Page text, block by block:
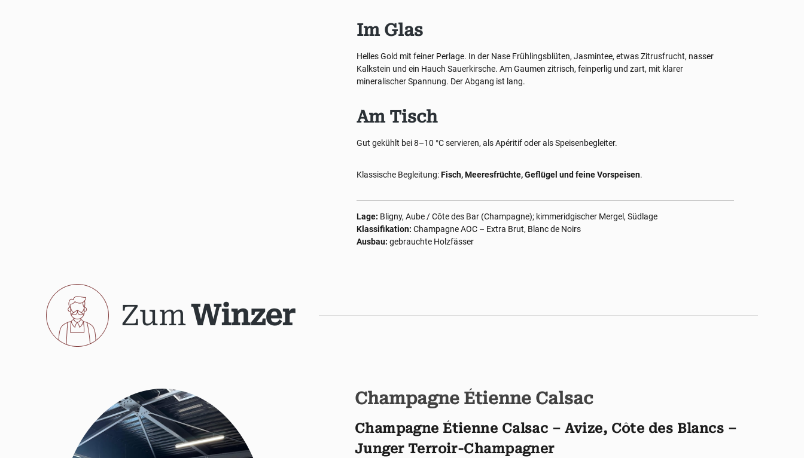
Im Glas
Helles Gold mit feiner Perlage. In der Nase Frühlingsblüten, Jasmintee, etwas Zitrusfrucht, nasser
Kalkstein und ein Hauch Sauerkirsche. Am Gaumen zitrisch, feinperlig und zart, mit klarer
mineralischer Spannung. Der Abgang ist lang.
Am Tisch
Gut gekühlt bei 8–10 °C servieren, als Apéritif oder als Speisenbegleiter.
Klassische Begleitung:Fisch, Meeresfrüchte, Geflügel und feine Vorspeisen.
Lage: Bligny, Aube / Côte des Bar (Champagne); kimmeridgischer Mergel, Südlage
Klassifikation: Champagne AOC – Extra Brut, Blanc de Noirs
Ausbau: gebrauchte Holzfässer
ZumWinzer
Champagne Étienne Calsac
Champagne Étienne Calsac – Avize, Côte des Blancs –
Junger Terroir-Champagner